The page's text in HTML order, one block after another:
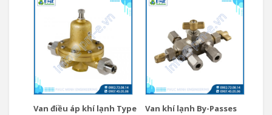
Van điều áp khí lạnh Type
Van khí lạnh By-Passes